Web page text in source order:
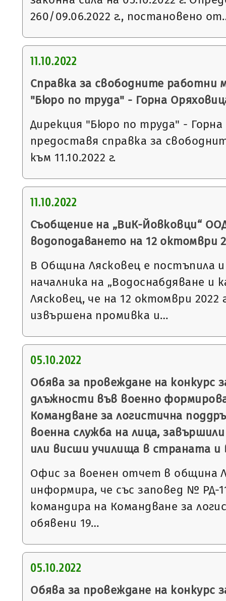
260/09.06.2022 г., постановено
11.10.2022
Справка за свободните работни
"Бюро по труда" - Горна
Дирекция "Бюро по труда" -
предоставя справка за
към 11.10.2022 г.
11.10.2022
Съобщение на „ВиК-Йовковци“
водоподаването на 12 октомври
В Община Лясковец е постъпила
началника на „Водоснабдяване и
Лясковец, че на 12 октомври 2022
извършена промивка и…
05.10.2022
Обява за провеждане на конкурс
длъжности във военно
Командване за логистична
военна служба на лица,
или висши училища в страната и
Офис за военен отчет в община
информира, че със заповед № РД-
командира на Командване за
обявени 19…
05.10.2022
Обява за провеждане на конкурс